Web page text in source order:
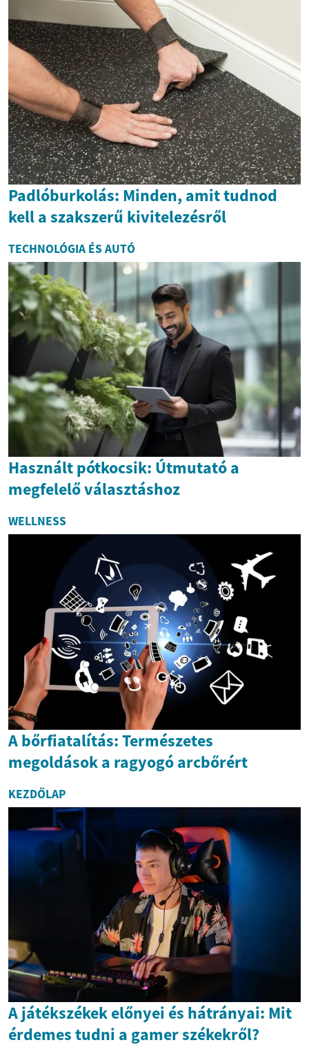
Padlóburkolás: Minden, amit tudnod
kell a szakszerű kivitelezésről
TECHNOLÓGIA ÉS AUTÓ
Használt pótkocsik: Útmutató a
megfelelő választáshoz
WELLNESS
A bőrfiatalítás: Természetes
megoldások a ragyogó arcbőrért
KEZDŐLAP
A játékszékek előnyei és hátrányai: Mit
érdemes tudni a gamer székekről?